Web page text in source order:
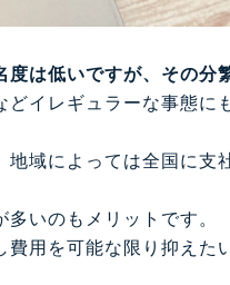
は低いですが、その分
どイレギュラーな事態に
域によっては全国に支
いのもメリットです。
用を可能な限り抑えた